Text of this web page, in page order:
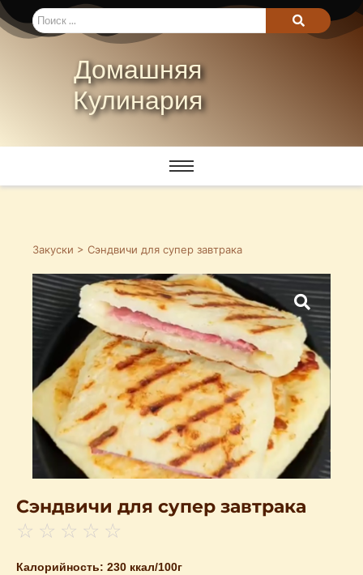
Домашняя
Кулинария
Закуски > Сэндвичи для супер завтрака
Сэндвичи для супер завтрака
☆ ☆ ☆ ☆ ☆
Калорийность: 230 ккал/100г